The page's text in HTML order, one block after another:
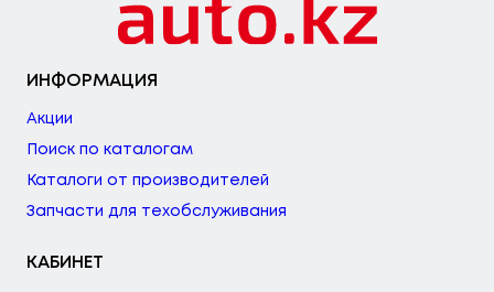
ИНФОРМАЦИЯ
Акции
Поиск по каталогам
Каталоги от производителей
Запчасти для техобслуживания
КАБИНЕТ